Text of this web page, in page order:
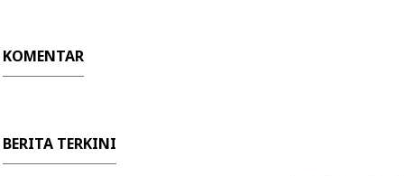
KOMENTAR
BERITA TERKINI